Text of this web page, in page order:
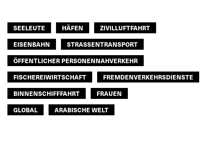
SEELEUTE HÄFEN
ZIVILLUFTFAHRT
EISENBAHN
STRASSENTRANSPORT
ÖFFENTLICHER PERSONENNAHVERKEHR
FISCHEREIWIRTSCHAFT
FREMDENVERKEHRSDIENSTE
BINNENSCHIFFFAHRT
FRAUEN
GLOBAL
ARABISCHE WELT